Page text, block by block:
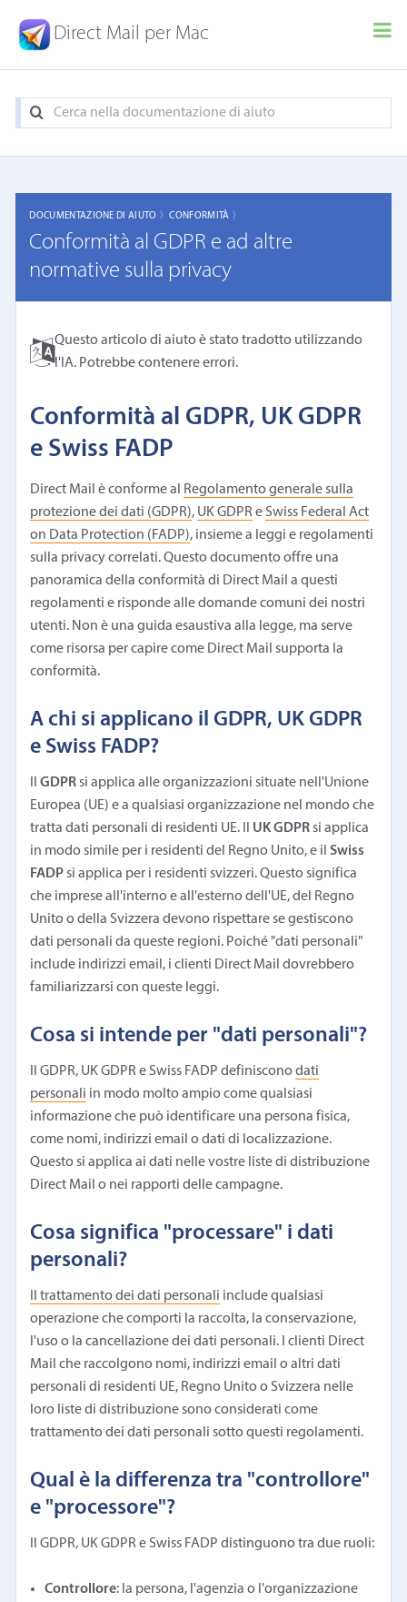
Direct Mail per Mac
DOCUMENTAZIONE DI AIUTO 〉CONFORMITÀ 〉
Conformità al GDPR e ad altre
normative sulla privacy
Questo articolo di aiuto è stato tradotto utilizzando
l'IA. Potrebbe contenere errori.
Conformità al GDPR, UK GDPR
e Swiss FADP
Direct Mail è conforme al
Regolamento generale sulla
protezione dei dati (GDPR), UK GDPR e Swiss Federal Act
on Data Protection (FADP), insieme a leggi e regolamenti
sulla privacy correlati. Questo documento offre una
panoramica della conformità di Direct Mail a questi
regolamenti e risponde alle domande comuni dei nostri
utenti. Non è una guida esaustiva alla legge, ma serve
come risorsa per capire come Direct Mail supporta la
conformità.
A chi si applicano il GDPR, UK GDPR
e Swiss FADP?
IlGDPRsi applica alle organizzazioni situate nell'Unione
Europea (UE) e a qualsiasi organizzazione nel mondo che
tratta dati personali di residenti UE. Il UK GDPRsi applica
in modo simile per i residenti del Regno Unito, e il Swiss
FADPsi applica per i residenti svizzeri. Questo significa
che imprese all'interno e all'esterno dell'UE, del Regno
Unito o della Svizzera devono rispettare se gestiscono
dati personali da queste regioni. Poiché "dati personali"
include indirizzi email, i clienti Direct Mail dovrebbero
familiarizzarsi con queste leggi.
Cosa si intende per "dati personali"?
Il GDPR, UK GDPR e Swiss FADP definisconodati
personali in modo molto ampio come qualsiasi
informazione che può identificare una persona fisica,
come nomi, indirizzi email o dati di localizzazione.
Questo si applica ai dati nelle vostre liste di distribuzione
Direct Mail o nei rapporti delle campagne.
Cosa significa "processare" i dati
personali?
Il trattamento dei dati personali include qualsiasi
operazione che comporti la raccolta, la conservazione,
l'uso o la cancellazione dei dati personali. I clienti Direct
Mail che raccolgono nomi, indirizzi email o altri dati
personali di residenti UE, Regno Unito o Svizzera nelle
loro liste di distribuzione sono considerati come
trattamento dei dati personali sotto questi regolamenti.
Qual è la differenza tra "controllore"
e "processore"?
Il GDPR, UK GDPR e Swiss FADP distinguono tra due ruoli:
Controllore: la persona, l'agenzia o l'organizzazione